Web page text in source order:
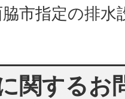
市指定の排水
関するお